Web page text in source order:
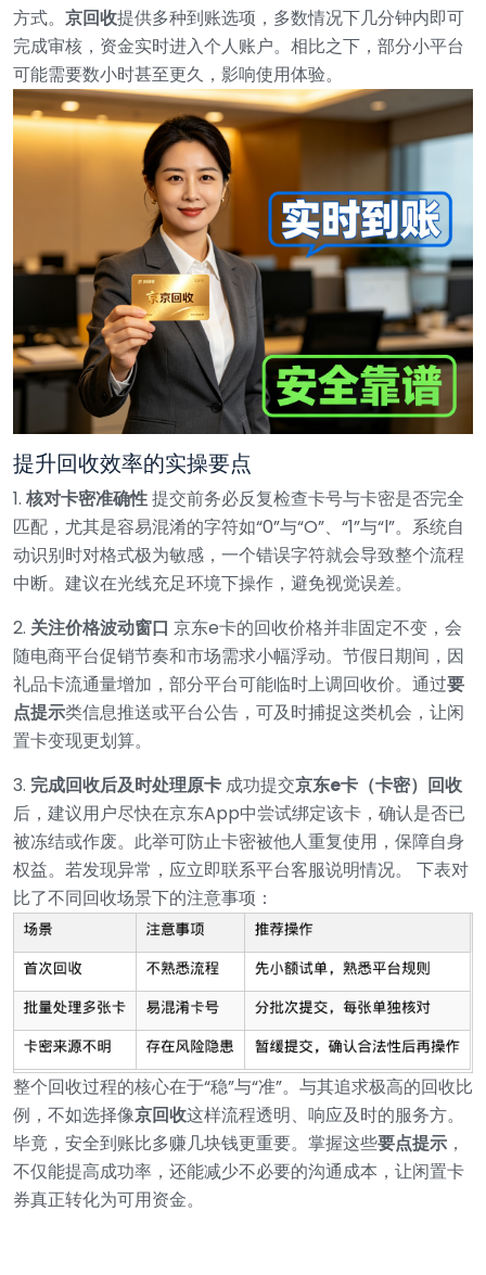
方式。 京回收提供多种到账选项，多数情况下几分钟内即可
完成审核，资金实时进入个人账户。相比之下，部分小平台
可能需要数小时甚至更久，影响使用体验。
提升回收效率的实操要点
1. 核对卡密准确性提交前务必反复检查卡号与卡密是否完全
匹配，尤其是容易混淆的字符如“0”与“O”、“1”与“l”。系统自
动识别时对格式极为敏感，一个错误字符就会导致整个流程
中断。建议在光线充足环境下操作，避免视觉误差。
2. 关注价格波动窗口 京东e卡的回收价格并非固定不变，会
随电商平台促销节奏和市场需求小幅浮动。节假日期间，因
礼品卡流通量增加，部分平台可能临时上调回收价。通过要
点提示类信息推送或平台公告，可及时捕捉这类机会，让闲
置卡变现更划算。
3. 完成回收后及时处理原卡成功提交京东e卡（卡密）回收
后，建议用户尽快在京东App中尝试绑定该卡，确认是否已
被冻结或作废。此举可防止卡密被他人重复使用，保障自身
权益。若发现异常，应立即联系平台客服说明情况。 下表对
比了不同回收场景下的注意事项：
整个回收过程的核心在于“稳”与“准”。与其追求极高的回收比
例，不如选择像京回收这样流程透明、响应及时的服务方。
毕竟，安全到账比多赚几块钱更重要。掌握这些要点提示 ，
不仅能提高成功率，还能减少不必要的沟通成本，让闲置卡
券真正转化为可用资金。